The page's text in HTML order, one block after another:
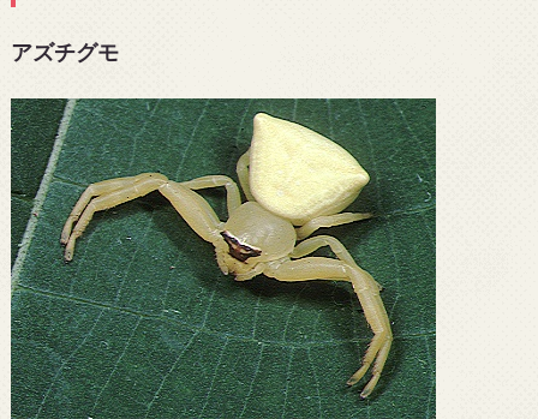
アズチグモ